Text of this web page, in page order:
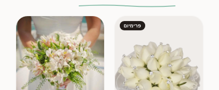
פרימיום כלה בוהו